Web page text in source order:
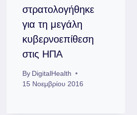
στρατολογήθηκε
για τη μεγάλη
κυβερνοεπίθεση
στις ΗΠΑ
By DigitalHealth
15 Νοεμβρίου 2016